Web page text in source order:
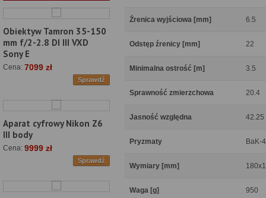
Obiektyw Tamron 35-150
mm f/2-2.8 DI III VXD
Sony E
Cena: 7099 zł
Sprawdź
Aparat cyfrowy Nikon Z6
III body
Cena: 9999 zł
Sprawdź
Źrenica wyjściowa [mm] 6.5
Odstęp źrenicy [mm] 22
Minimalna ostrość [m] 3.5
Sprawność zmierzchowa 20.4
Jasność względna 42.25
Pryzmaty BaK-
Wymiary [mm]
Waga [g] 950